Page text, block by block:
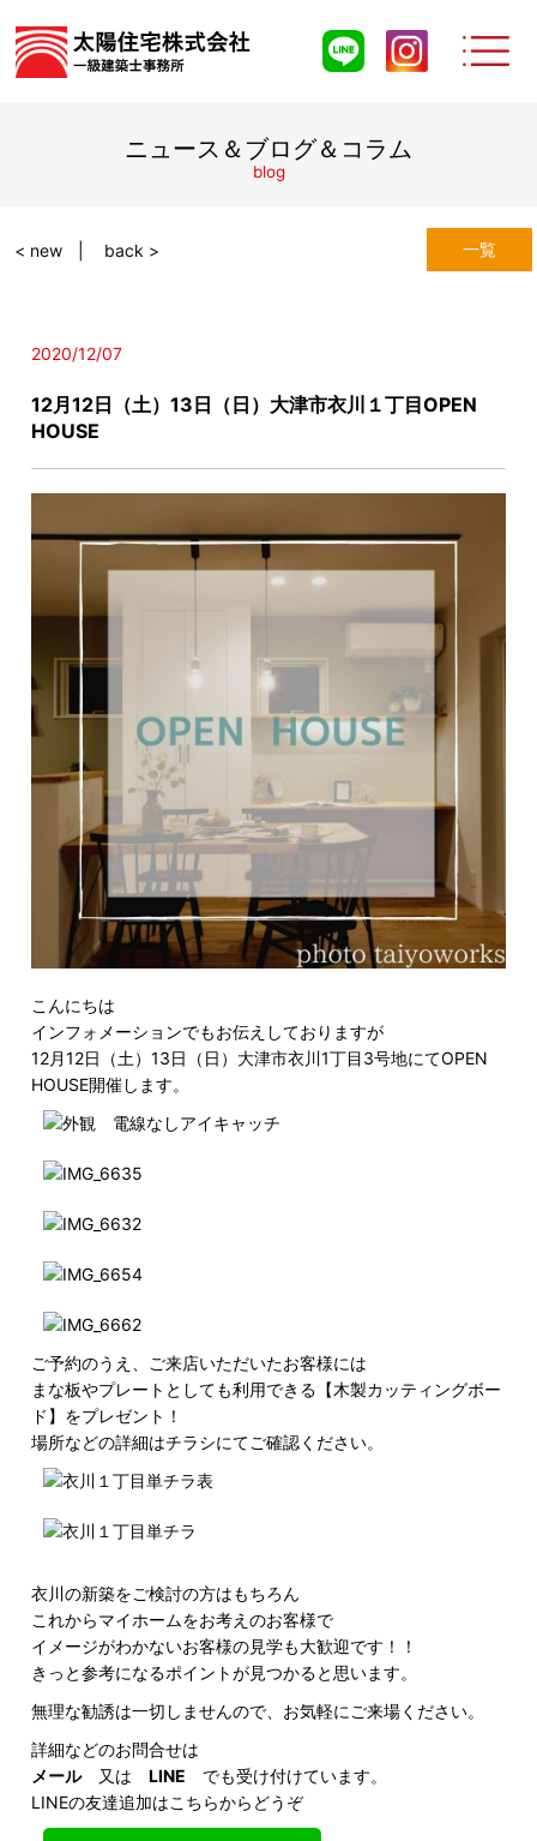
ニュース＆ブログ＆コラム
blog
一覧
< new back >
2020/12/07
12月12日（土）13日（日）大津市衣川１丁目OPEN
HOUSE
こんにちは
インフォメーションでもお伝えしておりますが
12月12日（土）13日（日） 大津市衣川1丁目3号地にてOPEN
HOUSE開催します。
ご予約のうえ、ご来店いただいたお客様には
まな板やプレートとしても利用できる【木製カッティングボー
ド】をプレゼント！
場所などの詳細はチラシにてご確認ください。
衣川の新築をご検討の方はもちろん
これからマイホームをお考えのお客様で
イメージがわかないお客様の見学も大歓迎です！！
きっと参考になるポイントが見つかると思います。
無理な勧誘は一切しませんので、お気軽にご来場ください。
詳細などのお問合せは
メール
又は LINE でも受け付けています。
LINEの友達追加はこちらからどうぞ